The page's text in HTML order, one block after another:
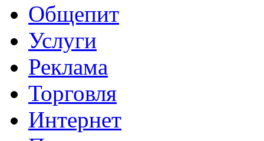
Общепит
Услуги
Реклама
Торговля
Интернет